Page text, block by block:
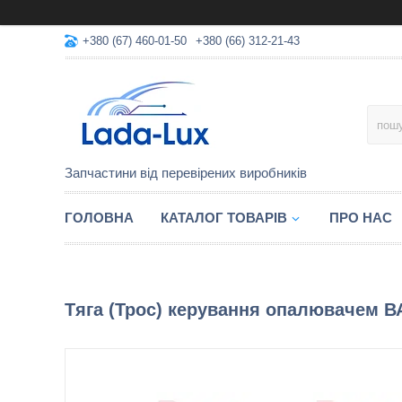
+380 (67) 460-01-50 +380 (66) 312-21-43
Запчастини від перевірених виробників
ГОЛОВНА КАТАЛОГ ТОВАРІВ ПРО НАС
Тяга (Трос) керування опалювачем